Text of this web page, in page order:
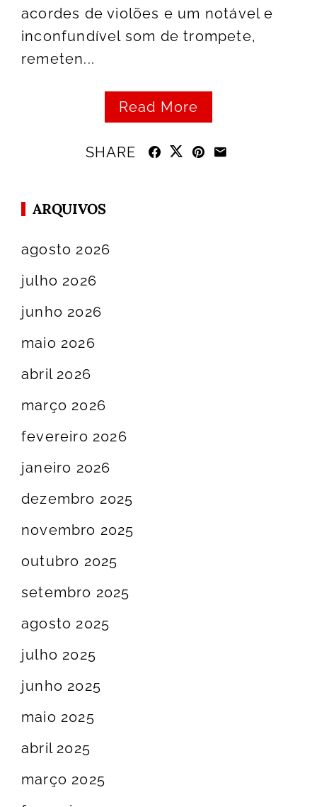
acordes de violões e um notável e
inconfundível som de trompete,
remeten...
Read More
SHARE
ARQUIVOS
agosto 2026
julho 2026
junho 2026
maio 2026
abril 2026
março 2026
fevereiro 2026
janeiro 2026
dezembro 2025
novembro 2025
outubro 2025
setembro 2025
agosto 2025
julho 2025
junho 2025
maio 2025
abril 2025
março 2025